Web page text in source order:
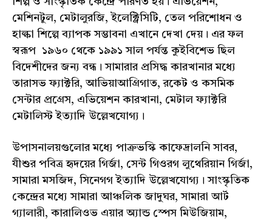
মেশিনটুল, মেটালুরজি, ইলেক্ট্রিসিটি, তেল পরিশোধন ও
হাল্কা শিল্পে ব্যাপক সম্ভাবনা এখানে দেখা দেয়। এর ফল
স্বরূপ ১৯৬০ থেকে ১৯৯১ সাল পর্যন্ত কুইবিশেভ ছিল
বিদেশীদের জন্য বন্ধ। সামারার প্রসিদ্ধ কারখানার মধ্যে
তারাসভ ফ্যাক্টরি, আভিয়াআগ্রিগাত, রকেট ও কসমিক
সেন্টার প্রগ্রেস, এভিয়েশন কারখানা, মেটাল ফ্যাক্টরি
মেটালিস্ট ইত্যাদি উল্লেখযোগ্য।
উপাসনালয়গুলোর মধ্যে পাক্রভস্কি কাফেদ্রালনি সাবর,
যীশুর পবিত্র হৃদয়ের গির্জা, সেন্ট গিওরগ লুথেরিয়ান গির্জা,
সামারা মসজিদ, সিনেগগ ইত্যাদি উল্লেখযোগ্য। সাংস্কৃতিক
কেন্দ্রের মধ্যে সামারা আঞ্চলিক জাদুঘর, সামারা আর্ট
গ্যালারী, কারালিওভ এয়ার অ্যান্ড স্পেস মিউজিয়াম,